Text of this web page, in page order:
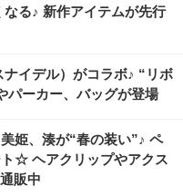
る♪ 新作アイテムが先行
イデル）がコラボ♪ “リボ
パーカー、バッグが登場
姫、湊が“春の装い”♪ ペ
☆ ヘアクリップやアクス
販中